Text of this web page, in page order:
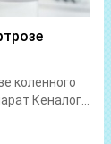
коленного
Кеналог...